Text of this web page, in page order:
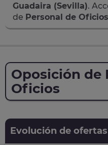
Guadaira (Sevilla).
de Personal de Oficios
Oposición de
Oficios
Evolución de